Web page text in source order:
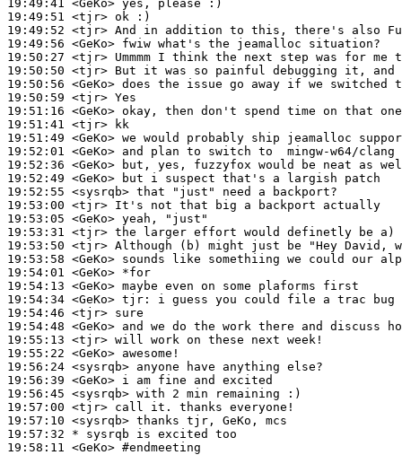
19:49:41 <GeKo>
19:49:51 <tjr>
19:49:52 <tjr>
19:49:56 <GeKo>
19:50:27 <tjr>
19:50:50 <tjr>
19:50:56 <GeKo>
19:50:59 <tjr>
19:51:16 <GeKo>
19:51:41 <tjr>
19:51:49 <GeKo>
19:52:01 <GeKo>
19:52:36 <GeKo>
19:52:49 <GeKo>
19:52:55 <sysrqb>
19:53:00 <tjr>
19:53:05 <GeKo>
19:53:31 <tjr>
19:53:50 <tjr>
19:53:58 <GeKo>
19:54:01 <GeKo>
19:54:13 <GeKo>
19:54:34 <GeKo> tjr:
19:54:46 <tjr>
19:54:48 <GeKo>
19:55:13 <tjr>
19:55:22 <GeKo>
19:56:24 <sysrqb>
19:56:39 <GeKo>
19:56:45 <sysrqb>
19:57:00 <tjr>
19:57:10 <sysrqb>
19:57:32 * sysrqb
is excited too
19:58:11 <GeKo> #endmeeting